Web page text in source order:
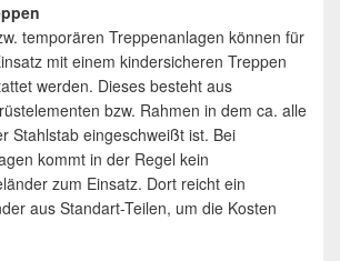
temporären Treppenanlagen können für
mit einem kindersicheren Treppen
werden. Dieses besteht aus
bzw. Rahmen in dem ca. alle
Stahlstab eingeschweißt ist. Bei
kommt in der Regel kein
zum Einsatz. Dort reicht ein
aus Standart-Teilen, um die Kosten